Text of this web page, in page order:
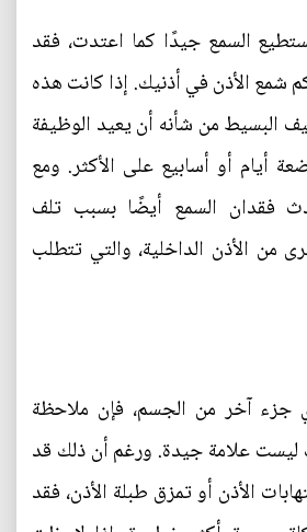
السمع جيدًا كما اعتدت، فقد
شمع الأذن في أذنيك. إذا كانت هذه
البسيط من شأنه أن يعيد الوظيفة
أيام أو أسابيع على الأكثر. ومع
فقدان السمع أيضًا بسبب تلف
من الأذن الداخلية، والتي تتطلب
جزء آخر من الجسم، فإن ملاحظة
ليست علامة جيدة. ورغم أن ذلك قد
الأذن أو تمزق طبلة الأذن، فقد